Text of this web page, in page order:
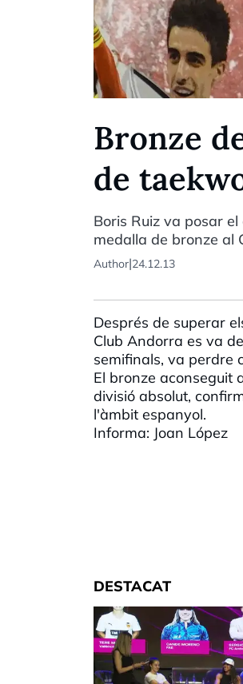
Bronze
de
Boris Ruiz va posar
medalla de bronze al
Author|24.12.13
Després de superar
Club Andorra es va
semifinals, va perdre
El bronze aconseguit
divisió absolut,
l'àmbit espanyol.
Informa: Joan López
DESTACAT